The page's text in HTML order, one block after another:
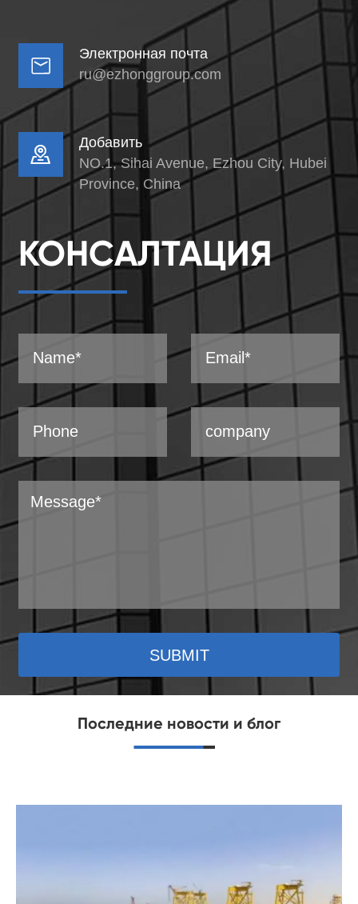

Электронная почта
ru@ezhonggroup.com

Добавить
NO.1, Sihai Avenue, Ezhou City, Hubei
Province, China
КОНСАЛТАЦИЯ
SUBMIT
Последние новости и блог